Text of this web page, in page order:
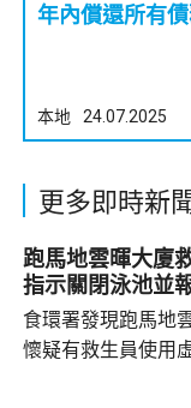
年內償還所有
本地 24.07.2025
更多即時新
跑馬地雲暉大廈救生
指示關閉泳池並
食環署發現跑馬地
懷疑有救生員使用